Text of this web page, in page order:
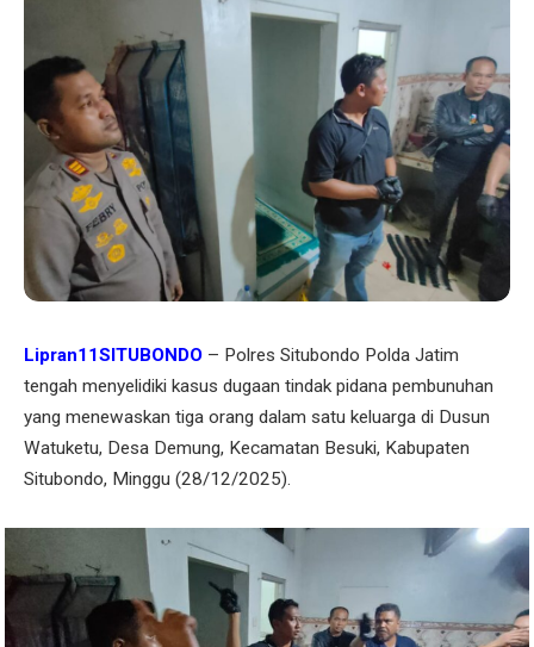
Lipran11SITUBONDO – Polres Situbondo Polda Jatim
tengah menyelidiki kasus dugaan tindak pidana pembunuhan
yang menewaskan tiga orang dalam satu keluarga di Dusun
Watuketu, Desa Demung, Kecamatan Besuki, Kabupaten
Situbondo, Minggu (28/12/2025).